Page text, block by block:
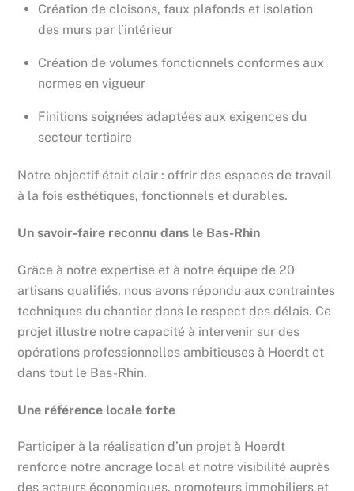
Création de cloisons, faux plafonds et isolation
des murs par l’intérieur
Création de volumes fonctionnels conformes aux
normes en vigueur
Finitions soignées adaptées aux exigences du
secteur tertiaire
Notre objectif était clair : offrir des espaces de travail
à la fois esthétiques, fonctionnels et durables.
Un savoir-faire reconnu dans le Bas-Rhin
Grâce à notre expertise et à notre équipe de 20
artisans qualifiés, nous avons répondu aux contraintes
techniques du chantier dans le respect des délais. Ce
projet illustre notre capacité à intervenir sur des
opérations professionnelles ambitieuses à Hoerdt et
dans tout le Bas-Rhin.
Une référence locale forte
Participer à la réalisation d’un projet à Hoerdt
renforce notre ancrage local et notre visibilité auprès
des acteurs économiques, promoteurs immobiliers et